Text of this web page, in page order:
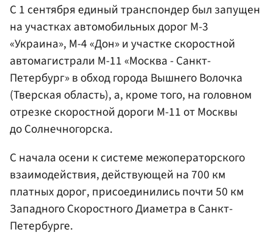
С 1 сентября единый транспондер был запущен
на участках автомобильных дорог М-3
«Украина», М-4 «Дон» и участке скоростной
автомагистрали М-11 «Москва - Санкт-
Петербург» в обход города Вышнего Волочка
(Тверская область), а, кроме того, на головном
отрезке скоростной дороги М-11 от Москвы
до Солнечногорска.
С начала осени к системе межоператорского
взаимодействия, действующей на 700 км
платных дорог, присоединились почти 50 км
Западного Скоростного Диаметра в Санкт-
Петербурге.